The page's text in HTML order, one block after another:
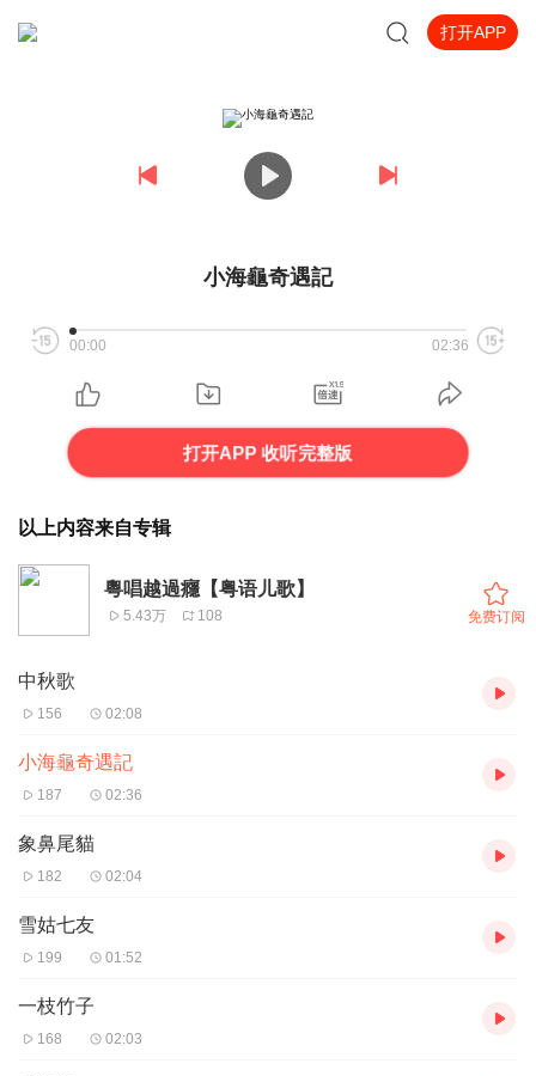
打开APP
小海龜奇遇記
00:00 02:36
打开APP 收听完整版
以上内容来自专辑
粵唱越過癮【粤语儿歌】
5.43万 108 免费订阅
中秋歌
156 02:08
小海龜奇遇記
187 02:36
象鼻尾貓
182 02:04
雪姑七友
199 01:52
一枝竹子
168 02:03